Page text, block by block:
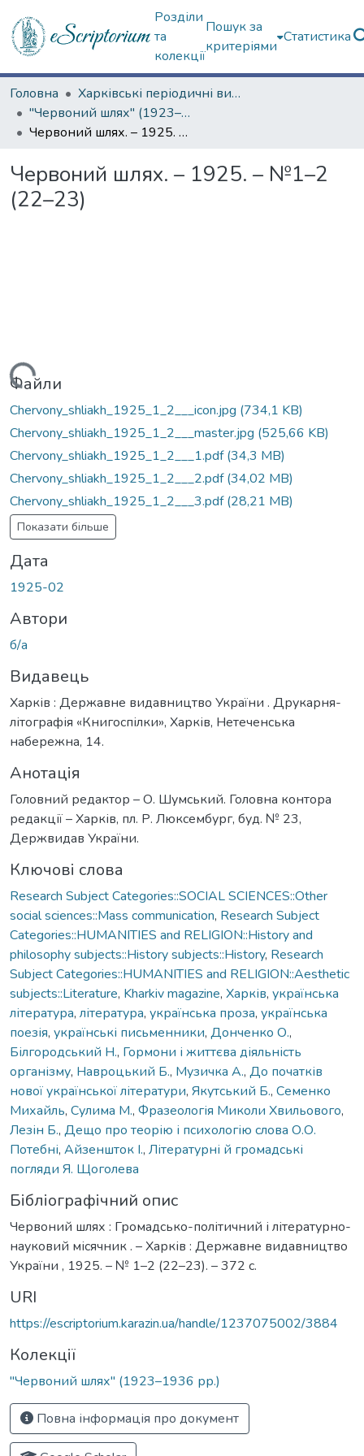
Розділи
та
колекції
Пошук за
критеріями
Статистика
Головна
Харківські періодичні видання
"Червоний шлях" (1923–1936 рр.)
Червоний шлях. – 1925. – №1–2 (22–23)
Червоний шлях. – 1925. – №1–2
(22–23)
Файли
Chervony_shliakh_1925_1_2___icon.jpg (734,1 KB)
Chervony_shliakh_1925_1_2___master.jpg (525,66 KB)
Chervony_shliakh_1925_1_2___1.pdf(34,3 MB)
Chervony_shliakh_1925_1_2___2.pdf(34,02 MB)
Chervony_shliakh_1925_1_2___3.pdf(28,21 MB)
Показати більше
Дата
1925-02
Автори
б/а
Видавець
Харків : Державне видавництво України . Друкарня-
літографія «Книгоспілки», Харків, Нетеченська
набережна, 14.
Анотація
Головний редактор – О. Шумський. Головна контора
редакції – Харків, пл. Р. Люксембург, буд. № 23,
Держвидав України.
Ключові слова
Research Subject Categories::SOCIAL SCIENCES::Other
social sciences::Mass communication, Research Subject
Categories::HUMANITIES and RELIGION::History and
philosophy subjects::History subjects::History, Research
Subject Categories::HUMANITIES and RELIGION::Aesthetic
subjects::Literature, Kharkiv magazine, Харків, українська
література, література, українська проза, українська
поезія, українські письменники, Донченко О.,
Білгородський Н., Гормони і життєва діяльність
організму, Навроцький Б., Музичка А., До початків
нової української літератури, Якутський Б., Семенко
Михайль, Сулима М., Фразеологія Миколи Хвильового,
Лезін Б., Дещо про теорію і психологію слова О.О.
Потебні, Айзеншток І., Літературні й громадські
погляди Я. Щоголева
Бібліографічний опис
Червоний шлях : Громадсько-політичний і літературно-
науковий місячник . – Харків : Державне видавництво
України , 1925. – № 1–2 (22–23). – 372 с.
URI
https://escriptorium.karazin.ua/handle/1237075002/3884
Колекції
"Червоний шлях" (1923–1936 рр.)
Повна інформація про документ